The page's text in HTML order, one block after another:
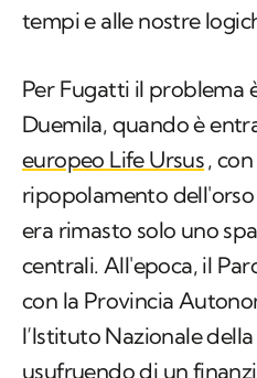
tempi e alle nostre
Per Fugatti il problema
Duemila, quando è
europeo Life Ursus,
ripopolamento
era rimasto solo uno
centrali. All'epoca, il
con la Provincia
l’Istituto Nazionale
usufruendo di un